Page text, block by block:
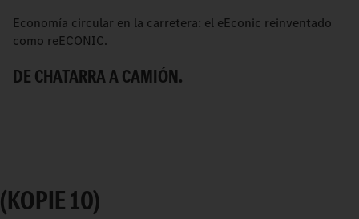
Economía circular en la carretera: el eEconic reinventado
como reECONIC.
DE CHATARRA A CAMIÓN.
(KOPIE 10)